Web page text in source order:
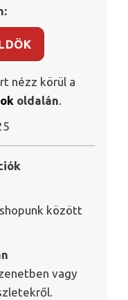
nézz körül a
oldalán.
között
vagy